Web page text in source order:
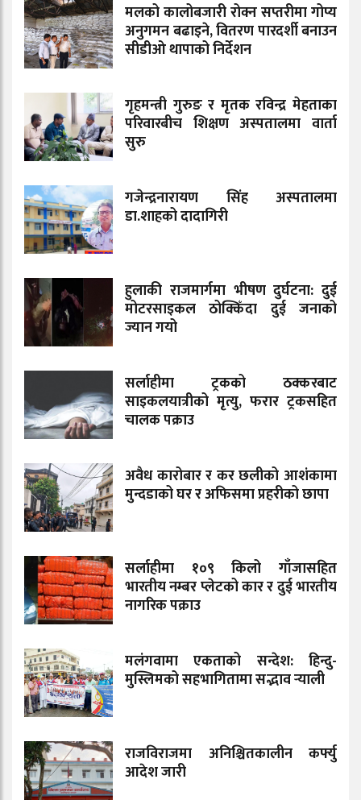
मलको कालोबजारी रोक्न सप्तरीमा गोप्य
अनुगमन बढाइने, वितरण पारदर्शी बनाउन
सीडीओ थापाको निर्देशन
गृहमन्त्री गुरुङ र मृतक रविन्द्र मेहताका
परिवारबीच शिक्षण अस्पतालमा वार्ता
सुरु
गजेन्द्रनारायण सिंह अस्पतालमा
डा.शाहको दादागिरी
हुलाकी राजमार्गमा भीषण दुर्घटना: दुई
मोटरसाइकल ठोक्किँदा दुई जनाको
ज्यान गयो
सर्लाहीमा ट्रकको ठक्करबाट
साइकलयात्रीको मृत्यु, फरार ट्रकसहित
चालक पक्राउ
अवैध कारोबार र कर छलीको आशंकामा
मुन्दडाको घर र अफिसमा प्रहरीको छापा
सर्लाहीमा १०९ किलो गाँजासहित
भारतीय नम्बर प्लेटको कार र दुई भारतीय
नागरिक पक्राउ
मलंगवामा एकताको सन्देश: हिन्दु-
मुस्लिमको सहभागितामा सद्भाव र्‍याली
राजविराजमा अनिश्चितकालीन कर्फ्यु
आदेश जारी